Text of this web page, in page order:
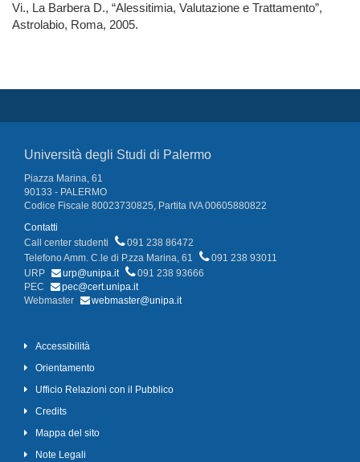
Vi., La Barbera D., “Alessitimia, Valutazione e Trattamento”,
Astrolabio, Roma, 2005.
Università degli Studi di Palermo
Piazza Marina, 61
90133 - PALERMO
Codice Fiscale 80023730825, Partita IVA 00605880822
Contatti
Call center studenti
091 238 86472
Telefono Amm. C.le di P.zza Marina, 61
091 238 93011
URP
urp@unipa.it
091 238 93666
PEC
pec@cert.unipa.it
Webmaster
webmaster@unipa.it
Accessibilità
Orientamento
Ufficio Relazioni con il Pubblico
Credits
Mappa del sito
Note Legali